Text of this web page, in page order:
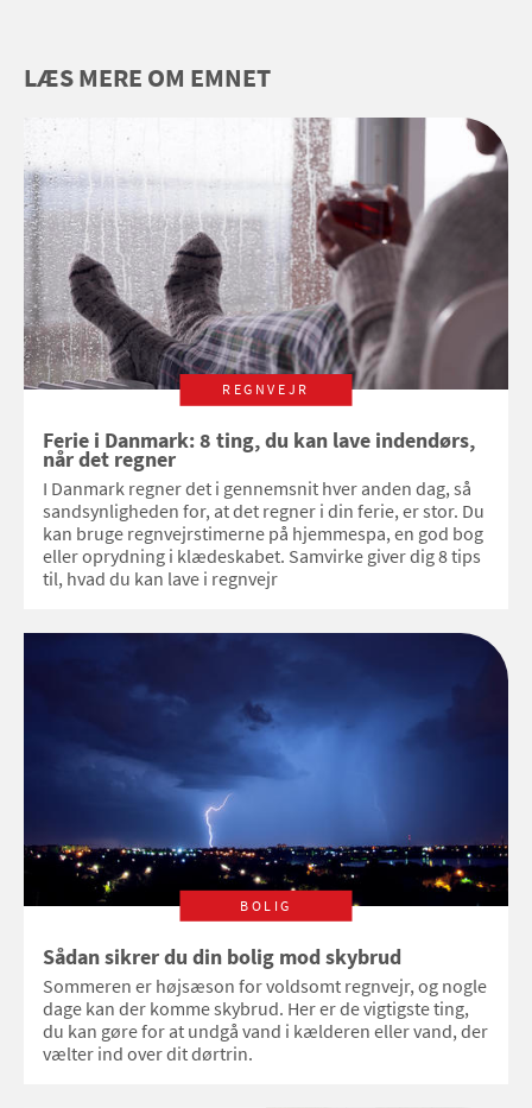
LÆS MERE OM EMNET
REGNVEJR
Ferie i Danmark: 8 ting, du kan lave indendørs,
når det regner
I Danmark regner det i gennemsnit hver anden dag, så
sandsynligheden for, at det regner i din ferie, er stor. Du
kan bruge regnvejrstimerne på hjemmespa, en god bog
eller oprydning i klædeskabet. Samvirke giver dig 8 tips
til, hvad du kan lave i regnvejr
BOLIG
Sådan sikrer du din bolig mod skybrud
Sommeren er højsæson for voldsomt regnvejr, og nogle
dage kan der komme skybrud. Her er de vigtigste ting,
du kan gøre for at undgå vand i kælderen eller vand, der
vælter ind over dit dørtrin.